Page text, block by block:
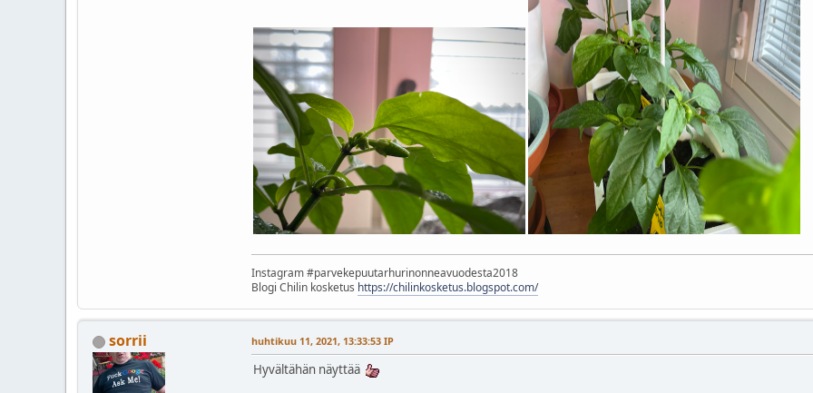
Instagram #parvekepuutarhurinonneavuodesta2018
Blogi Chilin kosketus https://chilinkosketus.blogspot.com/
sorrii huhtikuu 11, 2021, 13:33:53 IP
Hyvältähän näyttää